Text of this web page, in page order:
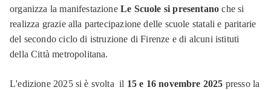
organizza la manifestazioneLe Scuole si presentano che si
realizza grazie alla partecipazione delle scuole statali e paritarie
del secondo ciclo di istruzione di Firenze e di alcuni istituti
della Città metropolitana.
L'edizione 2025 si è svolta il 15 e 16 novembre 2025 presso la